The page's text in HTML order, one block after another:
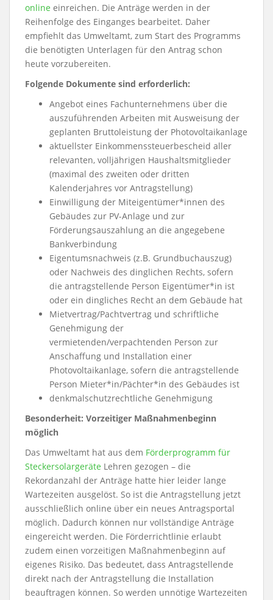
online einreichen. Die Anträge werden in der
Reihenfolge des Einganges bearbeitet. Daher
empfiehlt das Umweltamt, zum Start des Programms
die benötigten Unterlagen für den Antrag schon
heute vorzubereiten.
Folgende Dokumente sind erforderlich:
Angebot eines Fachunternehmens über die
auszuführenden Arbeiten mit Ausweisung der
geplanten Bruttoleistung der Photovoltaikanlage
aktuellster Einkommenssteuerbescheid aller
relevanten, volljährigen Haushaltsmitglieder
(maximal des zweiten oder dritten
Kalenderjahres vor Antragstellung)
Einwilligung der Miteigentümer*innen des
Gebäudes zur PV-Anlage und zur
Förderungsauszahlung an die angegebene
Bankverbindung
Eigentumsnachweis (z.B. Grundbuchauszug)
oder Nachweis des dinglichen Rechts, sofern
die antragstellende Person Eigentümer*in ist
oder ein dingliches Recht an dem Gebäude hat
Mietvertrag/Pachtvertrag und schriftliche
Genehmigung der
vermietenden/verpachtenden Person zur
Anschaffung und Installation einer
Photovoltaikanlage, sofern die antragstellende
Person Mieter*in/Pächter*in des Gebäudes ist
denkmalschutzrechtliche Genehmigung
Besonderheit: Vorzeitiger Maßnahmenbeginn
möglich
Das Umweltamt hat aus dem Förderprogramm für
Steckersolargeräte Lehren gezogen – die
Rekordanzahl der Anträge hatte hier leider lange
Wartezeiten ausgelöst. So ist die Antragstellung jetzt
ausschließlich online über ein neues Antragsportal
möglich. Dadurch können nur vollständige Anträge
eingereicht werden. Die Förderrichtlinie erlaubt
zudem einen vorzeitigen Maßnahmenbeginn auf
eigenes Risiko. Das bedeutet, dass Antragstellende
direkt nach der Antragstellung die Installation
beauftragen können. So werden unnötige Wartezeiten